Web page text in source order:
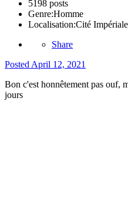
5198 posts
Genre:Homme
Localisation:Cité
Share
Posted April 12, 2021
Bon c'est honnêtement pas ouf,
jours